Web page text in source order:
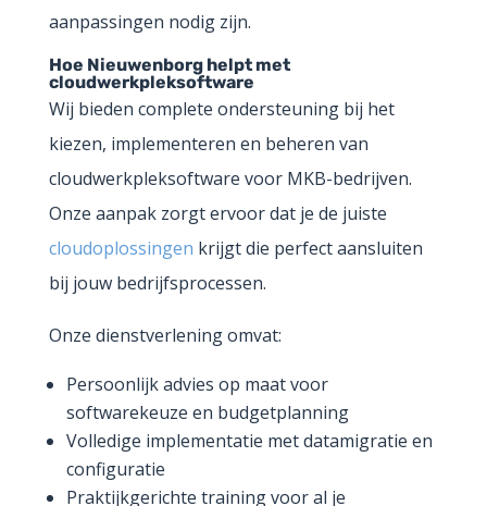
aanpassingen nodig zijn.
Hoe Nieuwenborg helpt met
cloudwerkpleksoftware
Wij bieden complete ondersteuning bij het
kiezen, implementeren en beheren van
cloudwerkpleksoftware voor MKB-bedrijven.
Onze aanpak zorgt ervoor dat je de juiste
cloudoplossingen krijgt die perfect aansluiten
bij jouw bedrijfsprocessen.
Onze dienstverlening omvat:
Persoonlijk advies op maat voor
softwarekeuze en budgetplanning
Volledige implementatie met datamigratie en
configuratie
Praktijkgerichte training voor al je